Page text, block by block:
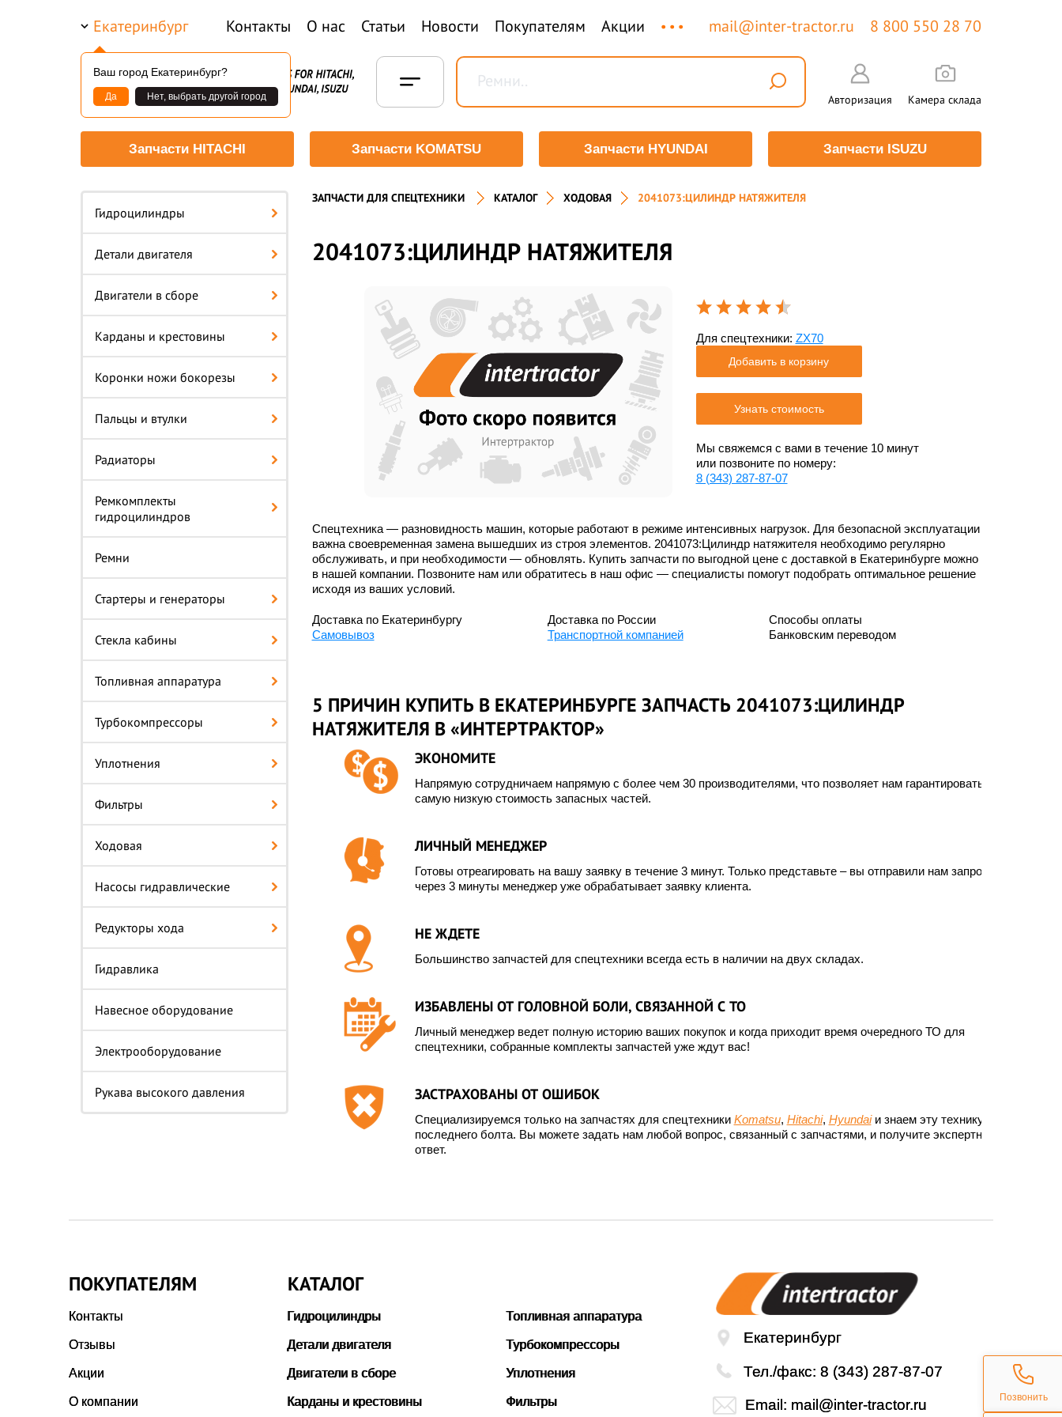
Екатеринбург
Ваш город Екатеринбург?
Да Нет, выбрать другой город
Контакты О нас Статьи Новости Покупателям Акции ... mail@inter-tractor.ru 8 800 550 28 70
Авторизация Камера склада
Запчасти HITACHI Запчасти KOMATSU Запчасти HYUNDAI Запчасти ISUZU
Гидроцилиндры
Детали двигателя
Двигатели в сборе
Карданы и крестовины
Коронки ножи бокорезы
Пальцы и втулки
Радиаторы
Ремкомплекты
гидроцилиндров
Ремни
Стартеры и генераторы
Стекла кабины
Топливная аппаратура
Турбокомпрессоры
Уплотнения
Фильтры
Ходовая
Насосы гидравлические
Редукторы хода
Гидравлика
Навесное оборудование
Электрооборудование
Рукава высокого давления
ЗАПЧАСТИ ДЛЯ СПЕЦТЕХНИКИ КАТАЛОГ ХОДОВАЯ 2041073:ЦИЛИНДР НАТЯЖИТЕЛЯ
2041073:ЦИЛИНДР НАТЯЖИТЕЛЯ
Для спецтехники: ZX70
Добавить в корзину
Узнать стоимость
Мы свяжемся с вами в течение 10 минут
или позвоните по номеру:
8 (343) 287-87-07
Спецтехника — разновидность машин, которые работают в режиме интенсивных нагрузок. Для безопасной эксплуатации
важна своевременная замена вышедших из строя элементов. 2041073:Цилиндр натяжителя необходимо регулярно
обслуживать, и при необходимости — обновлять. Купить запчасти по выгодной цене с доставкой в Екатеринбурге можно
в нашей компании. Позвоните нам или обратитесь в наш офис — специалисты помогут подобрать оптимальное решение
исходя из ваших условий.
Доставка по Екатеринбургу
Самовывоз
Доставка по России
Транспортной компанией
Способы оплаты
Банковским переводом
5 ПРИЧИН КУПИТЬ В ЕКАТЕРИНБУРГЕ ЗАПЧАСТЬ 2041073:ЦИЛИНДР
НАТЯЖИТЕЛЯ В «ИНТЕРТРАКТОР»
ЭКОНОМИТЕ
Напрямую сотрудничаем напрямую с более чем 30 производителями, что позволяет нам гарантировать
самую низкую стоимость запасных частей.
ЛИЧНЫЙ МЕНЕДЖЕР
Готовы отреагировать на вашу заявку в течение 3 минут. Только представьте – вы отправили нам запрос, а
через 3 минуты менеджер уже обрабатывает заявку клиента.
НЕ ЖДЕТЕ
Большинство запчастей для спецтехники всегда есть в наличии на двух складах.
ИЗБАВЛЕНЫ ОТ ГОЛОВНОЙ БОЛИ, СВЯЗАННОЙ С ТО
Личный менеджер ведет полную историю ваших покупок и когда приходит время очередного ТО для
спецтехники, собранные комплекты запчастей уже ждут вас!
ЗАСТРАХОВАНЫ ОТ ОШИБОК
Специализируемся только на запчастях для спецтехники Komatsu, Hitachi, Hyundaiи знаем эту технику до
последнего болта. Вы можете задать нам любой вопрос, связанный с запчастями, и получите экспертный
ответ.
ПОКУПАТЕЛЯМ
Контакты
Отзывы
Акции
О компании
КАТАЛОГ
Гидроцилиндры
Детали двигателя
Двигатели в сборе
Карданы и крестовины
Топливная аппаратура
Турбокомпрессоры
Уплотнения
Фильтры
Екатеринбург
Тел./факс: 8 (343) 287-87-07
Email: mail@inter-tractor.ru Позвонить